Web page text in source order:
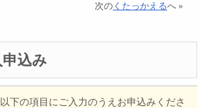
次の くたっかえるへ »
込み
下の項目にご入力のうえお申込みくださ